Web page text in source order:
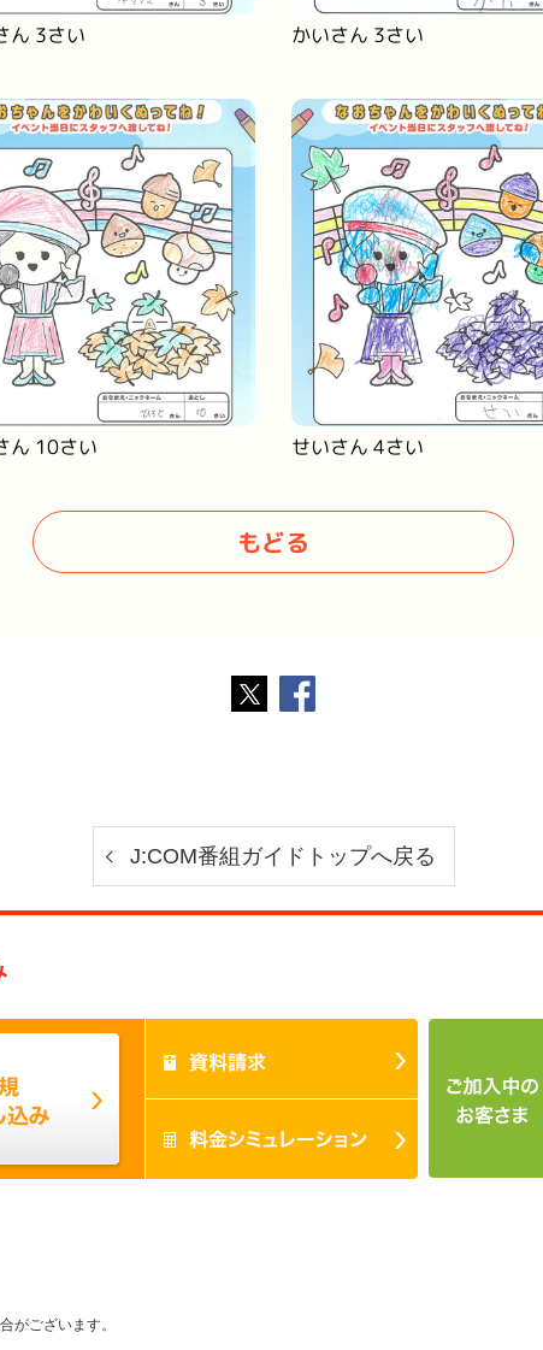
ん 3さい かいさん 3さい
ん 10さい せいさん 4さい
もどる
Twitter
J:COM番組ガイドトップへ戻る
がございます。